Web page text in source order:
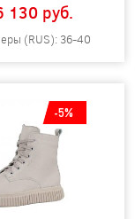
130 pуб.
(RUS): 36-40
-5%